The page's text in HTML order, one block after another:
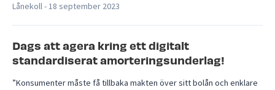
Lånekoll -18 september 2023
Dags att agera kring ett digitalt
standardiserat amorteringsunderlag!
”Konsumenter måste få tillbaka makten över sitt bolån och enklare